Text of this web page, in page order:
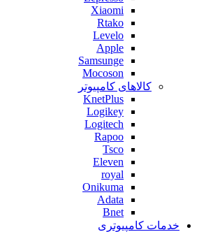
Xiaomi
Rtako
Levelo
Apple
Samsunge
Mocoson
کالاهای کامپیوتر
KnetPlus
Logikey
Logitech
Rapoo
Tsco
Eleven
royal
Onikuma
Adata
Bnet
خدمات کامپیوتری